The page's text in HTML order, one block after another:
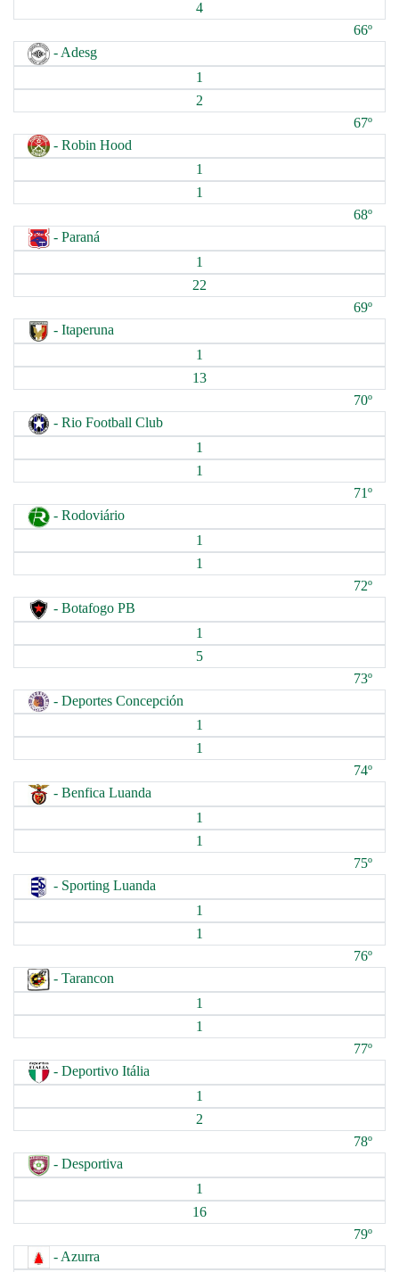
4
66º
- Adesg
1
2
67º
- Robin Hood
1
1
68º
- Paraná
1
22
69º
- Itaperuna
1
13
70º
- Rio Football Club
1
1
71º
- Rodoviário
1
1
72º
- Botafogo PB
1
5
73º
- Deportes Concepción
1
1
74º
- Benfica Luanda
1
1
75º
- Sporting Luanda
1
1
76º
- Tarancon
1
1
77º
- Deportivo Itália
1
2
78º
- Desportiva
1
16
79º
- Azurra